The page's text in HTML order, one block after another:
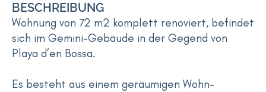
BESCHREIBUNG
Wohnung von 72 m2 komplett renoviert, befindet
sich im Gemini-Gebäude in der Gegend von
Playa d’en Bossa.
Es besteht aus einem geräumigen Wohn-